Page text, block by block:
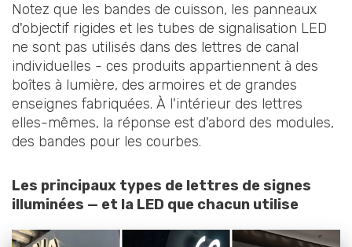
Notez que les bandes de cuisson, les panneaux
d'objectif rigides et les tubes de signalisation LED
ne sont pas utilisés dans des lettres de canal
individuelles - ces produits appartiennent à des
boîtes à lumière, des armoires et de grandes
enseignes fabriquées. À l'intérieur des lettres
elles-mêmes, la réponse est d'abord des modules,
des bandes pour les courbes.
Les principaux types de lettres de signes
illuminées — et la LED que chacun utilise